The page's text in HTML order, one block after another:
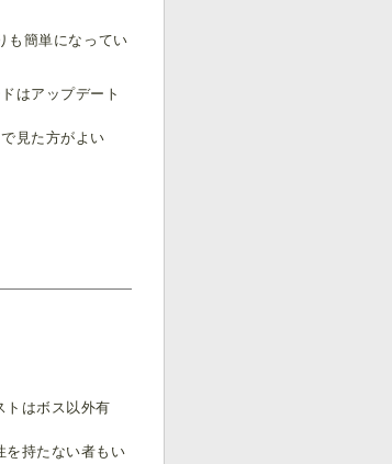
も簡単になってい
はアップデート
見た方がよい
トはボス以外有
を持たない者もい